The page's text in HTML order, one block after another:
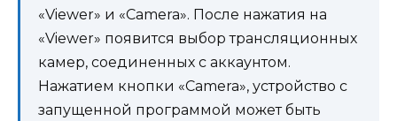
«Viewer» и «Camera». После нажатия на
«Viewer» появится выбор трансляционных
камер, соединенных с аккаунтом.
Нажатием кнопки «Camera», устройство с
запущенной программой может быть